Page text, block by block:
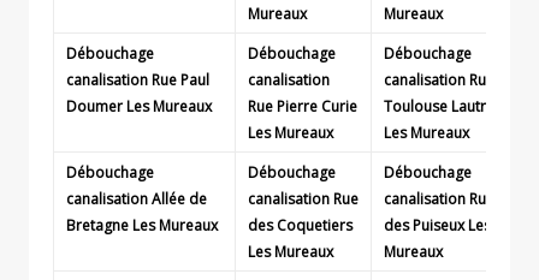
Mureaux
Mureaux
Débouchage
canalisation Rue Paul
Doumer Les Mureaux
Débouchage
canalisation
Rue Pierre Curie
Les Mureaux
Débouchage
canalisation Rue
Toulouse Lautrec
Les Mureaux
Débouchage
canalisation Allée de
Bretagne Les Mureaux
Débouchage
canalisation Rue
des Coquetiers
Les Mureaux
Débouchage
canalisation Rue
des Puiseux Les
Mureaux